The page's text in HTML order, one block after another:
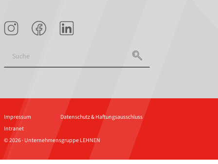
Impressum
Datenschutz & Haftungsausschluss
Intranet
© 2026 · Unternehmensgruppe LEHNEN